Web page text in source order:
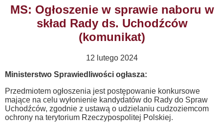
MS: Ogłoszenie w sprawie naboru w
skład Rady ds. Uchodźców
(komunikat)
12 lutego 2024
Ministerstwo Sprawiedliwości ogłasza:
Przedmiotem ogłoszenia jest postępowanie konkursowe
mające na celu wyłonienie kandydatów do Rady do Spraw
Uchodźców, zgodnie z ustawą o udzielaniu cudzoziemcom
ochrony na terytorium Rzeczypospolitej Polskiej.